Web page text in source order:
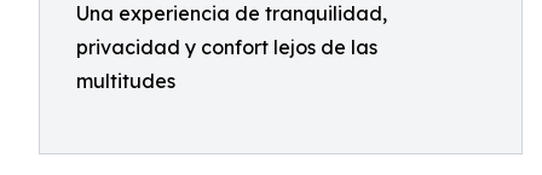
Una experiencia de tranquilidad,
privacidad y confort lejos de las
multitudes